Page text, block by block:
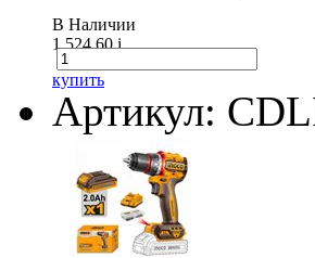
В Наличии
1 524.60i
купить
Артикул: